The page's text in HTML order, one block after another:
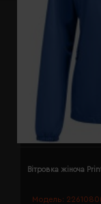
Модель:
Вітровка жіноча